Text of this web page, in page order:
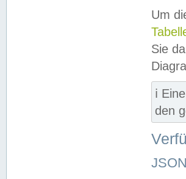
Um
Sie
ℹ️
den